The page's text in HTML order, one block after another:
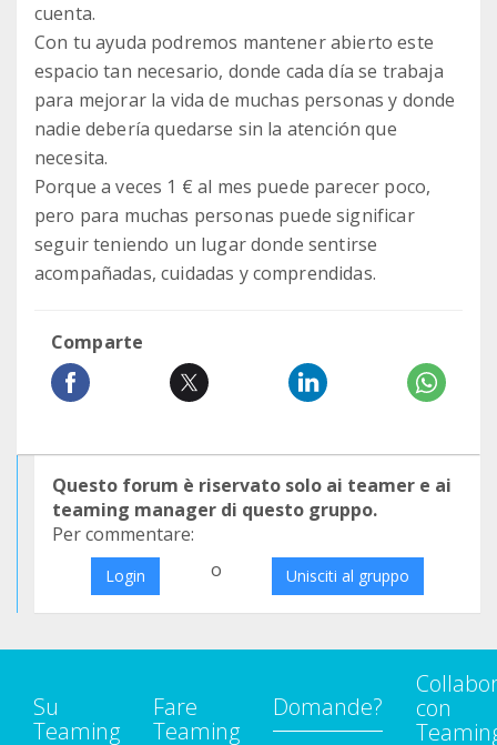
cuenta.
Con tu ayuda podremos mantener abierto este
espacio tan necesario, donde cada día se trabaja
para mejorar la vida de muchas personas y donde
nadie debería quedarse sin la atención que
necesita.
Porque a veces 1 € al mes puede parecer poco,
pero para muchas personas puede significar
seguir teniendo un lugar donde sentirse
acompañadas, cuidadas y comprendidas.
Comparte
Questo forum è riservato solo ai teamer e ai
teaming manager di questo gruppo.
Per commentare:
Login o Unisciti al gruppo
Su
Teaming
Fare
Teaming
Domande?
con